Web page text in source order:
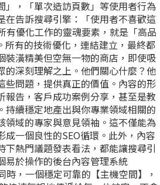
，「單次造訪頁數」等使用者行為
告訴搜尋引擎：「使用者不喜歡這
優化工作的靈魂要素，就是「高品
有的技術優化，連結建立，最終都
裝潢精美但空無一物的商店，即使吸
的深刻理解之上。他們關心什麼？他
問題，提供真正的價值。內容的形
告，客戶成功案例分享，甚至是教
續穩定地產出與你專業領域相關的
領域的專家與意見領袖。這不僅能為
一個良性的SEO循環。此外，內容
熱門議題發表看法，都能讓搜尋引
易於操作的後台內容管理系統
時，一個穩定可靠的【主機空間】，